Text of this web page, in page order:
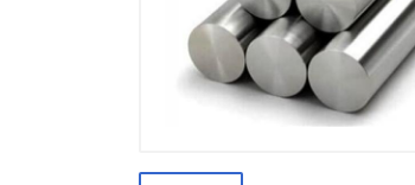
Черный металлопрокат
Нержавеющий металлопрокат
метизы